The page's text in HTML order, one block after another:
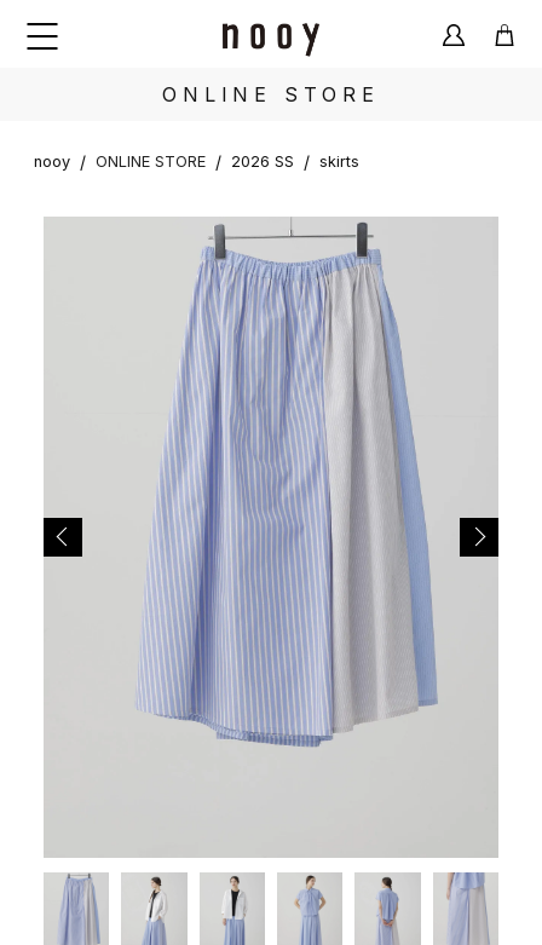
ONLINE STORE
nooy / ONLINE STORE / 2026 SS / skirts